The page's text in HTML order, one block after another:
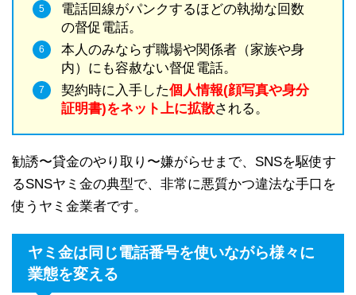
電話回線がパンクするほどの執拗な回数
の督促電話。
本人のみならず職場や関係者（家族や身
内）にも容赦ない督促電話。
契約時に入手した個人情報(顔写真や身分
証明書)をネット上に拡散される。
勧誘〜貸金のやり取り〜嫌がらせまで、SNSを駆使す
るSNSヤミ金の典型で、非常に悪質かつ違法な手口を
使うヤミ金業者です。
ヤミ金は同じ電話番号を使いながら様々に
業態を変える